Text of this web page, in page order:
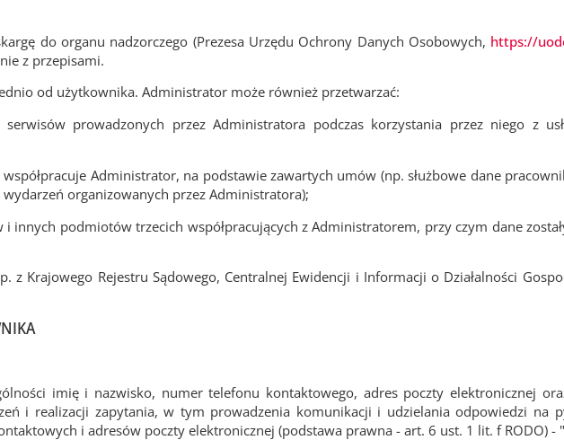
do organu nadzorczego (Prezesa Urzędu Ochrony Danych Osobowych, https://
z przepisami.
od użytkownika. Administrator może również przetwarzać:
prowadzonych przez Administratora podczas korzystania przez niego z
Administrator, na podstawie zawartych umów (np. służbowe dane
organizowanych przez Administratora);
innych podmiotów trzecich współpracujących z Administratorem, przy czym dane
z Krajowego Rejestru Sądowego, Centralnej Ewidencji i Informacji o Działalności
imię i nazwisko, numer telefonu kontaktowego, adres poczty elektronicznej
i realizacji zapytania, w tym prowadzenia komunikacji i udzielania odpowiedzi na
i adresów poczty elektronicznej (podstawa prawna - art. 6 ust. 1 lit. f RODO) -